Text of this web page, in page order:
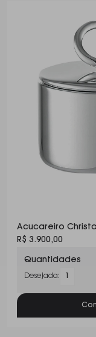
Acucareiro
R$ 3.900,00
Quantidades
Desejada: 1